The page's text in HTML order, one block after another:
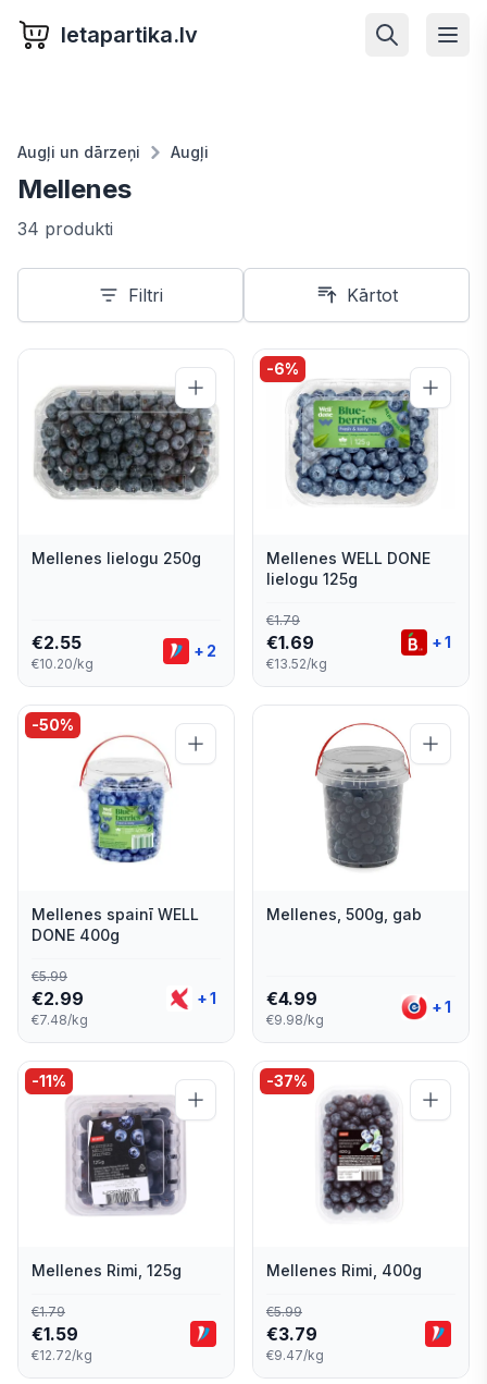
letapartika.lv
Augļi un dārzeņi Augļi
Mellenes
34 produkti
Filtri Kārtot
Mellenes lielogu 250g
€2.55
€10.20/kg
+ 2
-6%
Mellenes WELL DONE
lielogu 125g
€1.79
€1.69
€13.52/kg
+1
-50%
Mellenes spainī WELL
DONE 400g
€5.99
€2.99
€7.48/kg
+1
Mellenes, 500g, gab
€4.99
€9.98/kg
+1
-11%
Mellenes Rimi, 125g
€1.79
€1.59
€12.72/kg
-37%
Mellenes Rimi, 400g
€5.99
€3.79
€9.47/kg